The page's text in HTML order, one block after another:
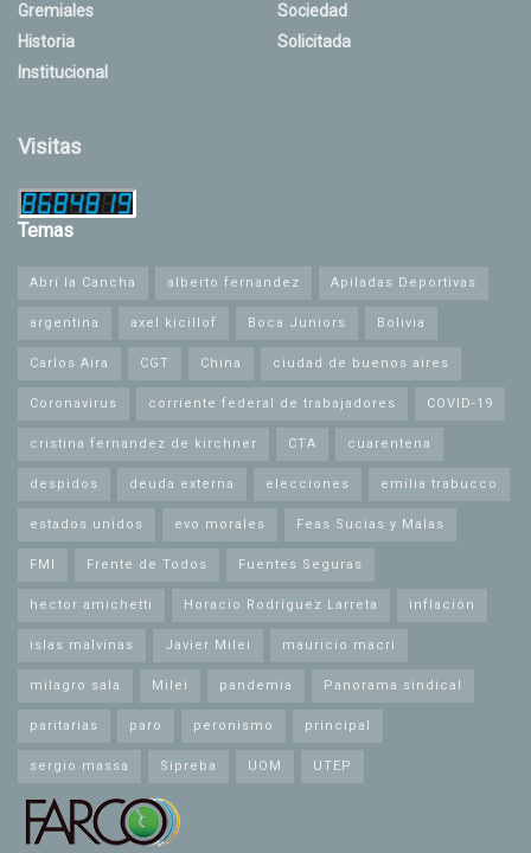
Gremiales
Historia
Institucional
Sociedad
Solicitada
Visitas
Temas
Abrí la Cancha alberto fernandez Apiladas Deportivas
argentina axel kicillof Boca Juniors Bolivia
Carlos Aira CGT China ciudad de buenos aires
Coronavirus corriente federal de trabajadores COVID-19
cristina fernandez de kirchner CTA cuarentena
despidos deuda externa elecciones emilia trabucco
estados unidos evo morales Feas Sucias y Malas
FMI Frente de Todos Fuentes Seguras
hector amichetti Horacio Rodríguez Larreta inflación
islas malvinas Javier Milei mauricio macri
milagro sala Milei pandemia Panorama sindical
paritarias paro peronismo principal
sergio massa Sipreba UOM UTEP